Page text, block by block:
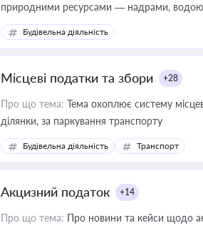
природними ресурсами — надрами,
Будівельна діяльність
Місцеві податки та збори +28
Про що тема: Тема охоплює систему
ділянки, за паркування транспорту
Будівельна діяльність Транспорт
Акцизний податок +14
Про що тема: Про новини та кейси щодо